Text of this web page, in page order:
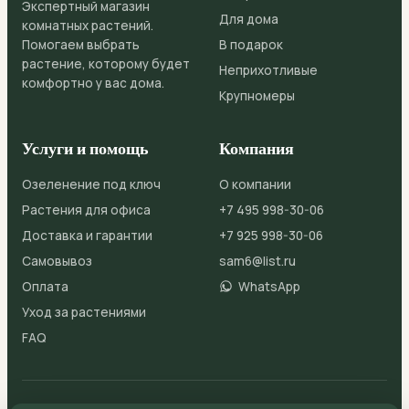
Экспертный магазин
комнатных растений.
Помогаем выбрать
растение, которому будет
комфортно у вас дома.
Для дома
В подарок
Неприхотливые
Крупномеры
Услуги и помощь
Озеленение под ключ
Растения для офиса
Доставка и гарантии
Самовывоз
Оплата
Уход за растениями
FAQ
Компания
О компании
+7 495 998-30-06
+7 925 998-30-06
sam6@list.ru
WhatsApp